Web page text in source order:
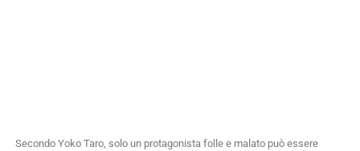
Secondo Yoko Taro, solo un protagonista folle e malato può essere